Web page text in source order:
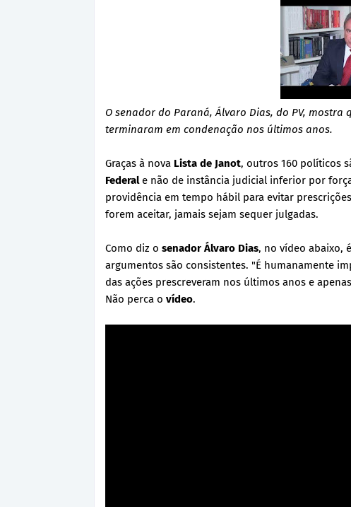
O senador do Paraná, Álvaro Dias, do PV,
terminaram em condenação nos últimos anos.
Graças à nova Lista de Janot, outros 160 políticos
Federale não de instância judicial inferior por
providência em tempo hábil para evitar
forem aceitar, jamais sejam sequer julgadas.
Como diz o senador Álvaro Dias, no vídeo abaixo,
argumentos são consistentes. "É humanamente
das ações prescreveram nos últimos anos e
Não perca o vídeo.